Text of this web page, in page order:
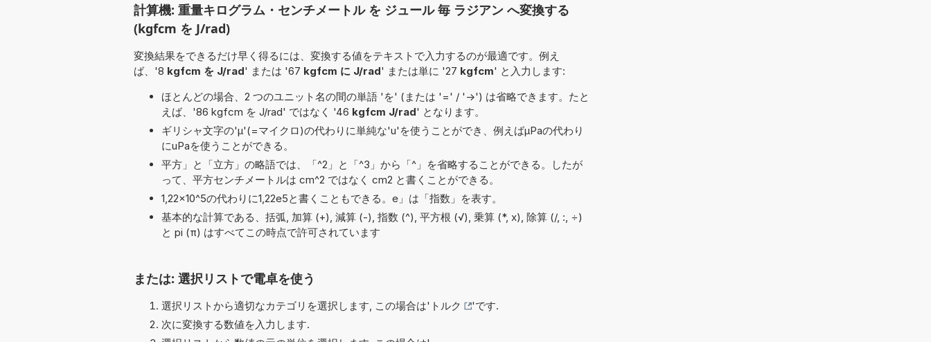
計算機: 重量キログラム・センチメートル を ジュール 毎 ラジアン へ変換する
(kgfcm を J/rad)
変換結果をできるだけ早く得るには、変換する値をテキストで入力するのが最適です。例え
ば、'8 kgfcm を J/rad' または '67 kgfcm に J/rad' または単に '27 kgfcm' と入力します:
ほとんどの場合、2 つのユニット名の間の単語 'を' (または '=' / '->') は省略できます。たと
えば、'86 kgfcm を J/rad' ではなく '46 kgfcm J/rad' となります。
ギリシャ文字の'μ'(=マイクロ)の代わりに単純な'u'を使うことができ、例えばµPaの代わり
にuPaを使うことができる。
平方」と「立方」の略語では、「^2」と「^3」から「^」を省略することができる。したが
って、平方センチメートルは cm^2 ではなく cm2 と書くことができる。
1,22×10^5の代わりに1,22e5と書くこともできる。e」は「指数」を表す。
基本的な計算である、括弧, 加算 (+), 減算 (-), 指数 (^), 平方根 (√), 乗算 (*, x), 除算 (/, :, ÷)
と pi (π) はすべてこの時点で許可されています
または: 選択リストで電卓を使う
選択リストから適切なカテゴリを選択します, この場合は' トルク
'です.
次に変換する数値を入力します.